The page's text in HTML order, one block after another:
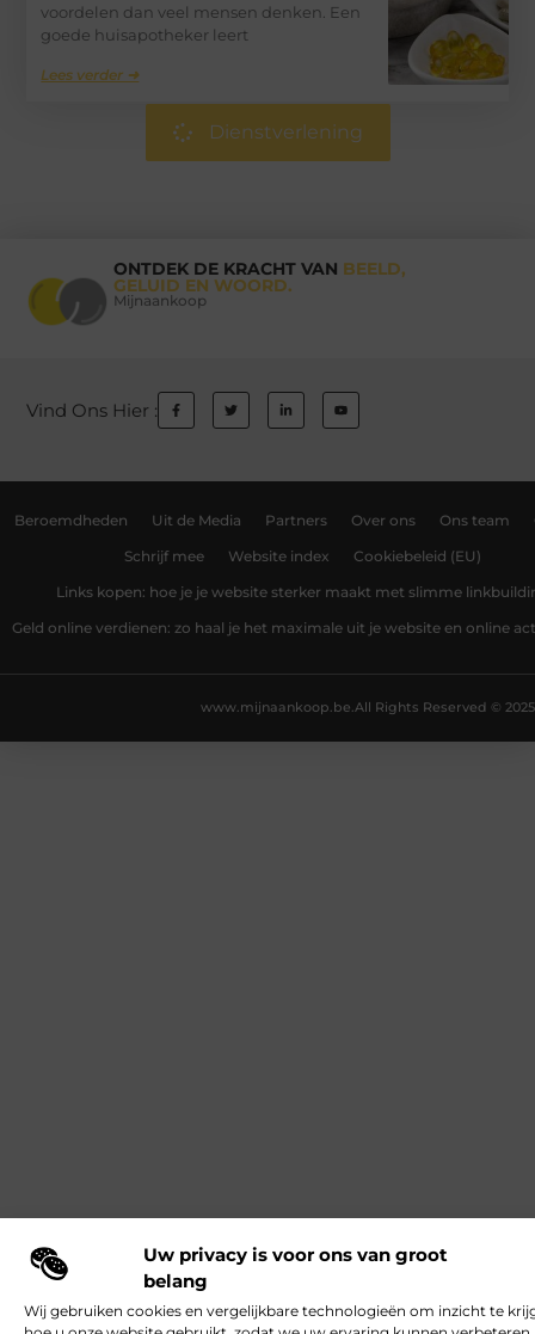
Uw privacy is voor ons van groot
belang
Wij gebruiken cookies en vergelijkbare technologieën om inzicht te
voordelen dan veel mensen denken. Een
goede huisapotheker leert
Lees verder ➜
Dienstverlening
ONTDEK DE KRACHT VAN BEELD,
GELUID EN WOORD.
Mijnaankoop
Vind Ons Hier :
Beroemdheden Uit de Media Partners Over ons Ons team
Schrijf mee Website index Cookiebeleid (EU)
Links kopen: hoe je je website sterker maakt met slimme
Geld online verdienen: zo haal je het maximale uit je website en online
All Rights Reserved © 2025
www.mijnaankoop.be.